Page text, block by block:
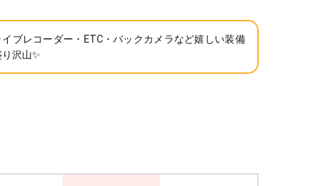
イブレコーダー・ETC・バックカメラなど嬉しい装備
沢山✨️